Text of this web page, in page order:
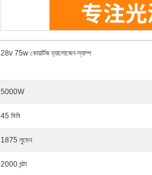
28v 75w কোয়ার্টজ হ্যালোজেন ল্যাম্প
5000W
45 মিমি
1875 লুমেন
2000 ঘন্টা